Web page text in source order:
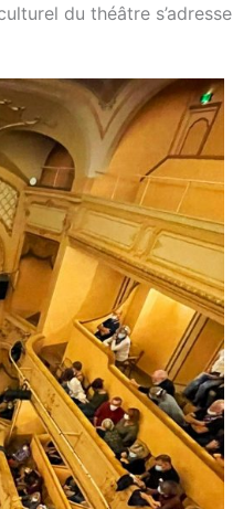
du théâtre s’adresse